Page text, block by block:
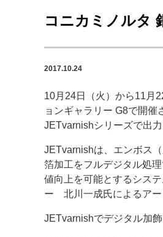
カテゴリー一覧
新商品 新製品 ＡＩ・デ
特集記事カテゴリー一覧
特集・デジタル印刷 アイデ
特集・デジタル印刷 ～ 新成
案内
発刊案内 JFPI印刷用
会社案内 購読・購
コニカミノルタ
2017.10.24
10月24日（火）から11月
ョンギャラリー G8で開
JETvarnishシリーズで出
JETvarnishは、エンボス
箔加工をフルデジタル処
値向上を可能とするシス
ー 北川一成氏によるアー
JETvarnishでデジタル加